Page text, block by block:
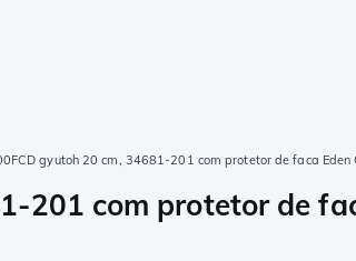
gyutoh 20 cm, 34681-201 com protetor de faca Eden
201 com protetor de